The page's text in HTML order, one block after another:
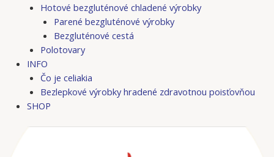
Hotové bezgluténové chladené výrobky
Parené bezgluténové výrobky
Bezgluténové cestá
Polotovary
INFO
Čo je celiakia
Bezlepkové výrobky hradené zdravotnou poisťovňou
SHOP